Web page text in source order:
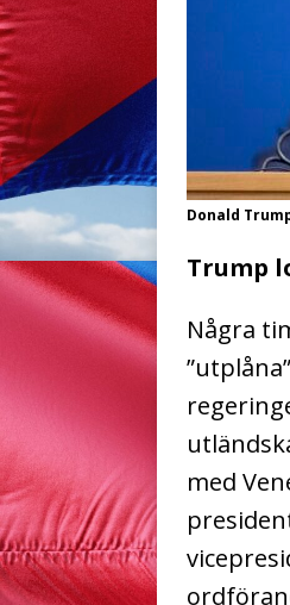
Donald
Trump
Några
med